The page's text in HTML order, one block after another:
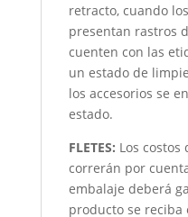
retracto, cuando
presentan rastros
cuenten con las
un estado de
los accesorios se
estado.
FLETES: Los costos
correrán por
embalaje deberá
producto se reciba